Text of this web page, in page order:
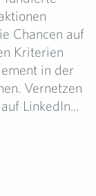
Chancen auf
Kriterien
in der
Vernetzen
LinkedIn...